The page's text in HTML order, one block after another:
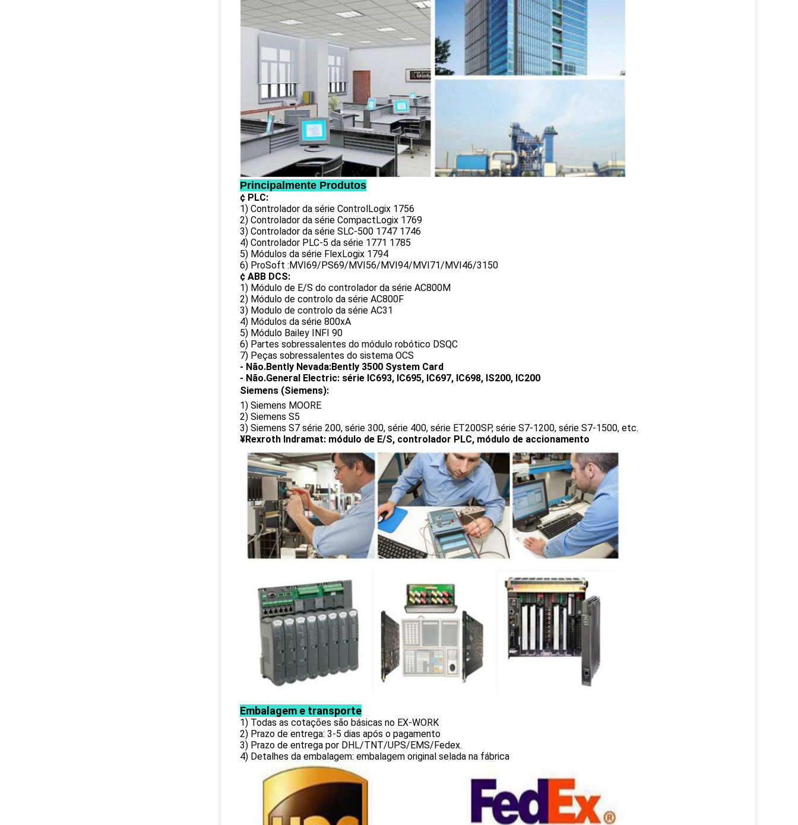
Principalmente Produtos
¢ PLC:
1) Controlador da série ControlLogix 1756
2) Controlador da série CompactLogix 1769
3) Controlador da série SLC-500 1747 1746
4) Controlador PLC-5 da série 1771 1785
5) Módulos da série FlexLogix 1794
6) ProSoft :MVI69/PS69/MVI56/MVI94/MVI71/MVI46/3150
¢ ABB DCS:
1) Módulo de E/S do controlador da série AC800M
2) Módulo de controlo da série AC800F
3) Modulo de controlo da série AC31
4) Módulos da série 800xA
5) Módulo Bailey INFI 90
6) Partes sobressalentes do módulo robótico DSQC
7) Peças sobressalentes do sistema OCS
- Não.Bently Nevada:Bently 3500 System Card
- Não.General Electric: série IC693, IC695, IC697, IC698, IS200, IC200
Siemens (Siemens):
1) Siemens MOORE
2) Siemens S5
3) Siemens S7 série 200, série 300, série 400, série ET200SP, série S7-1200, série S7-1500, etc.
¥Rexroth Indramat: módulo de E/S, controlador PLC, módulo de accionamento
Embalagem e transporte
1) Todas as cotações são básicas no EX-WORK
2) Prazo de entrega: 3-5 dias após o pagamento
3) Prazo de entrega por DHL/TNT/UPS/EMS/Fedex.
4) Detalhes da embalagem: embalagem original selada na fábrica